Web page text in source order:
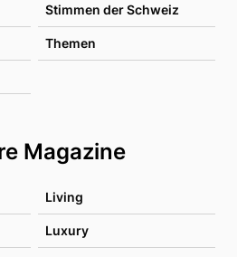
Stimmen der Schweiz
Themen
Magazine
Living
Luxury